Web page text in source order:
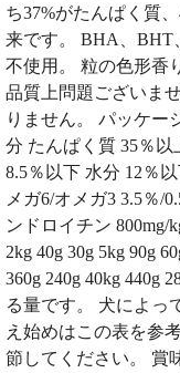
ち37%がたんぱく質
来です。 BHA、BHT
不使用。 粒の色形香
品質上問題ございま
りません。 パッケー
分 たんぱく質 35％以
8.5％以下 水分 12％
メガ6/オメガ3 3.5％/
ンドロイチン 800mg/
2kg 40g 30g 5kg 90g
360g 240g 40kg 440g
る量です。 犬によっ
え始めはこの表を参
節してください。 賞